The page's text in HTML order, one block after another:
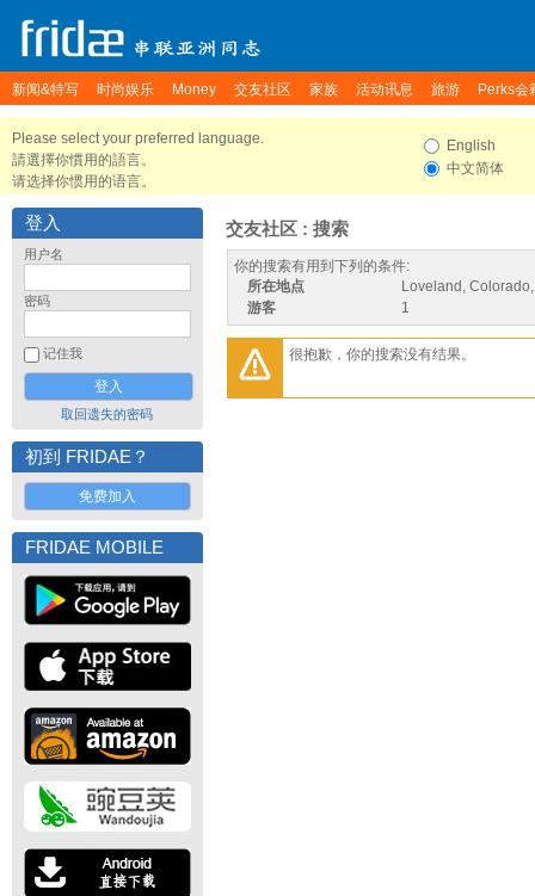
新闻&特写 时尚娱乐 Money 交友社区 家族 活动讯息 旅游 Perks会
Please select your preferred language.
請選擇你慣用的語言。
请选择你惯用的语言。
English
中文简体
登入
用户名
密码
记住我
取回遗失的密码
初到 FRIDAE？
免费加入
FRIDAE MOBILE
交友社区 : 搜索
你的搜索有用到下列的条件:
所在地点
Loveland,
游客
1
很抱歉，你的搜索没有结果。